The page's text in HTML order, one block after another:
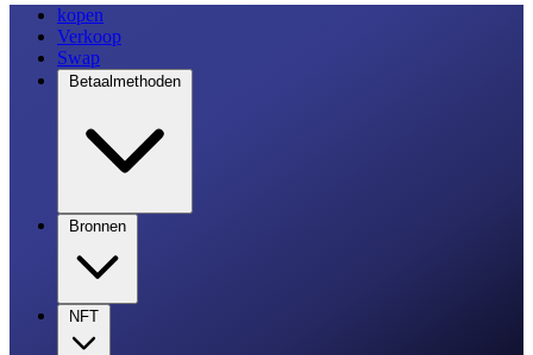
kopen
Verkoop
Swap
Betaalmethoden
Bronnen
NFT